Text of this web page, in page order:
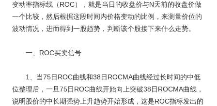
变动率指标线（ROC），就是当日的收盘价与N天前的收盘价做
一个比较，然后根据这段时间内价格变动的比例，来测量价位的
波动情况，进而得到一股趋势，判断该个股接下来什么走势。
一、ROC买卖信号
1、当75日ROC曲线和38日ROCMA曲线经过长时间的中低
位整理后，一旦75日ROC曲线开始向上突破38日ROCMA曲线，
说明股价的中长期强势上升趋势开始形成，这是ROC指标发出的